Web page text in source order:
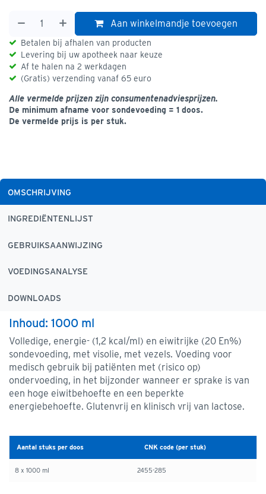
Aan winkelmandje toevoegen
Betalen bij afhalen van producten
Levering bij uw apotheek naar keuze
Af te halen na 2 werkdagen
(Gratis) verzending vanaf 65 euro
Alle vermelde prijzen zijn consumentenadviesprijzen.
De minimum afname voor sondevoeding = 1 doos.
De vermelde prijs is per stuk.
OMSCHRIJVING
INGREDIËNTENLIJST
GEBRUIKSAANWIJZING
VOEDINGSANALYSE
DOWNLOADS
Inhoud: 1000 ml
Volledige, energie- (1,2 kcal/ml) en eiwitrijke (20 En%)
sondevoeding, met visolie, met vezels. Voeding voor
medisch gebruik bij patiënten met (risico op)
ondervoeding, in het bijzonder wanneer er sprake is van
een hoge eiwitbehoefte en een beperkte
energiebehoefte. Glutenvrij en klinisch vrij van lactose.
Aantal stuks per doos CNK code (per stuk)
8 x 1000 ml 2455-285